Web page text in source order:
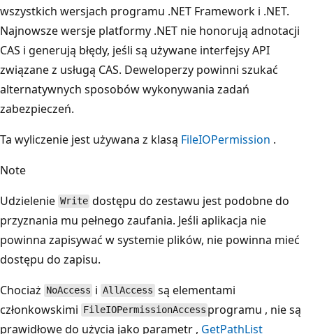
wszystkich wersjach programu .NET Framework i .NET.
Najnowsze wersje platformy .NET nie honorują adnotacji
CAS i generują błędy, jeśli są używane interfejsy API
związane z usługą CAS. Deweloperzy powinni szukać
alternatywnych sposobów wykonywania zadań
zabezpieczeń.
Ta wyliczenie jest używana z klasą FileIOPermission .
Note
Udzielenie Write dostępu do zestawu jest podobne do
przyznania mu pełnego zaufania. Jeśli aplikacja nie
powinna zapisywać w systemie plików, nie powinna mieć
dostępu do zapisu.
Chociaż NoAccess i AllAccess są elementami
członkowskimi FileIOPermissionAccess programu , nie są
prawidłowe do użycia jako parametr , GetPathList